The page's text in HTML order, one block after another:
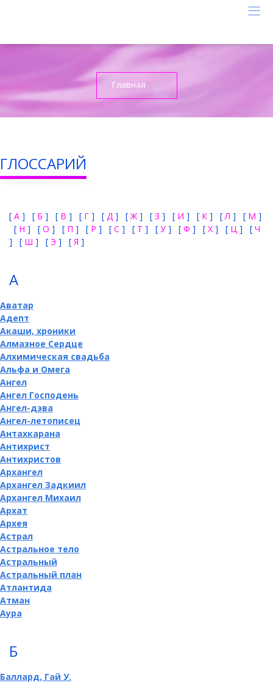
Главная
ГЛОССАРИЙ
[ А ] [ Б ] [ В ] [ Г ] [ Д ] [Ж ] [ З ] [ И ] [ К ] [Л ] [ М ]
[ Н ] [ О ] [ П ] [ Р ] [ С ] [ Т ] [ У ] [ Ф ] [ Х ] [ Ц ] [ Ч
] [ Ш ] [ Э ] [ Я ]
А
Аватар
Адепт
Акаши, хроники
Алмазное Сердце
Алхимическая свадьба
Альфа и Омега
Ангел
Ангел Господень
Ангел-дэва
Ангел-летописец
Антахкарана
Антихрист
Антихристов
Архангел
Архангел Задкиил
Архангел Михаил
Архат
Архея
Астрал
Астральное тело
Астральный
Астральный план
Атлантида
Атман
Аура
Б
Баллард, Гай У.